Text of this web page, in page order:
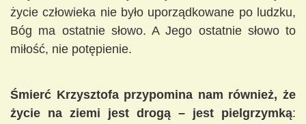
życie człowieka nie było uporządkowane po ludzku,
Bóg ma ostatnie słowo. A Jego ostatnie słowo to
miłość, nie potępienie.
Śmierć Krzysztofa przypomina nam również, że
życie na ziemi jest drogą – jest pielgrzymką: